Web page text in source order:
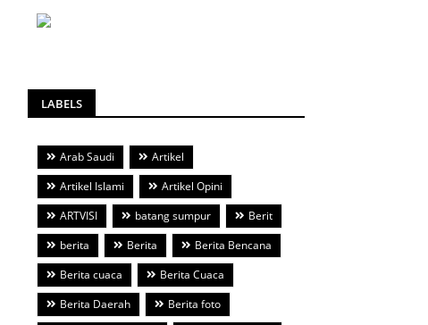
LABELS
Arab Saudi
Artikel
Artikel Islami
Artikel Opini
ARTVISI
batang sumpur
Berit
berita
Berita
Berita Bencana
Berita cuaca
Berita Cuaca
Berita Daerah
Berita foto